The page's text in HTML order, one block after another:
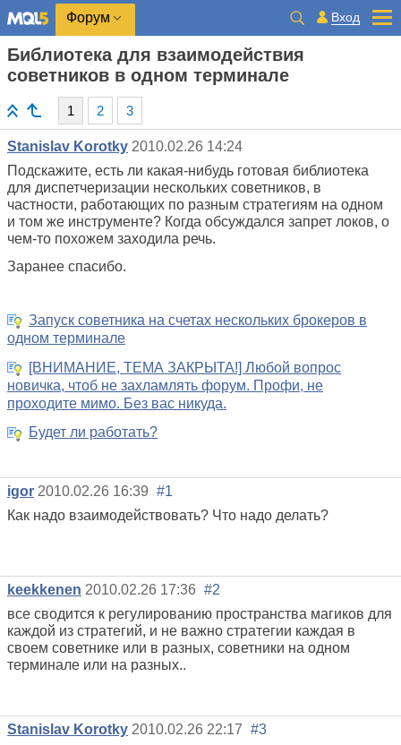
Форум Вход
Библиотека для взаимодействия
советников в одном терминале
1 2 3
Stanislav Korotky 2010.02.26 14:24
Подскажите, есть ли какая-нибудь готовая библиотека
для диспетчеризации нескольких советников, в
частности, работающих по разным стратегиям на одном
и том же инструменте? Когда обсуждался запрет локов, о
чем-то похожем заходила речь.
Заранее спасибо.
Запуск советника на счетах нескольких брокеров в
одном терминале
[ВНИМАНИЕ, ТЕМА ЗАКРЫТА!] Любой вопрос
новичка, чтоб не захламлять форум. Профи, не
проходите мимо. Без вас никуда.
Будет ли работать?
igor 2010.02.26 16:39 #1
Как надо взаимодействовать? Что надо делать?
keekkenen 2010.02.26 17:36 #2
все сводится к регулированию пространства магиков для
каждой из стратегий, и не важно стратегии каждая в
своем советнике или в разных, советники на одном
терминале или на разных..
Stanislav Korotky 2010.02.26 22:17 #3